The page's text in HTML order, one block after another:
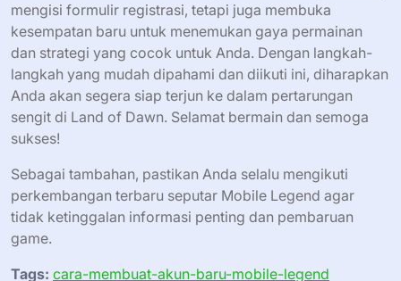
mengisi formulir registrasi, tetapi juga membuka
kesempatan baru untuk menemukan gaya permainan
dan strategi yang cocok untuk Anda. Dengan langkah-
langkah yang mudah dipahami dan diikuti ini, diharapkan
Anda akan segera siap terjun ke dalam pertarungan
sengit di Land of Dawn. Selamat bermain dan semoga
sukses!
Sebagai tambahan, pastikan Anda selalu mengikuti
perkembangan terbaru seputar Mobile Legend agar
tidak ketinggalan informasi penting dan pembaruan
game.
Tags: cara-membuat-akun-baru-mobile-legend